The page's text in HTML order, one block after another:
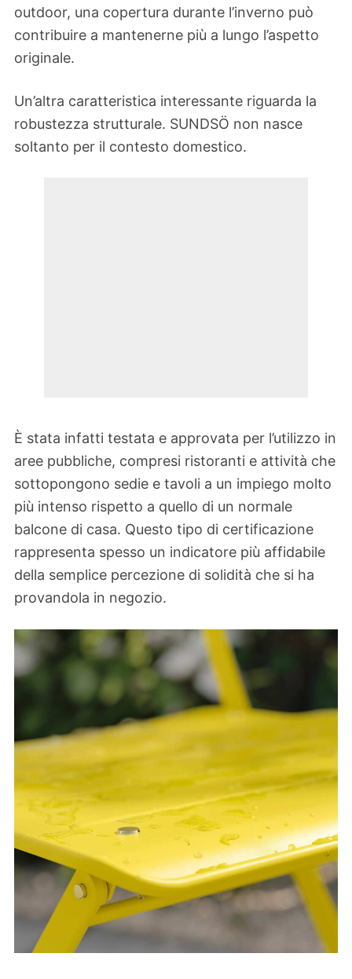
outdoor, una copertura durante l’inverno può
contribuire a mantenerne più a lungo l’aspetto
originale.
Un’altra caratteristica interessante riguarda la
robustezza strutturale. SUNDSÖ non nasce
soltanto per il contesto domestico.
È stata infatti testata e approvata per l’utilizzo in
aree pubbliche, compresi ristoranti e attività che
sottopongono sedie e tavoli a un impiego molto
più intenso rispetto a quello di un normale
balcone di casa. Questo tipo di certificazione
rappresenta spesso un indicatore più affidabile
della semplice percezione di solidità che si ha
provandola in negozio.